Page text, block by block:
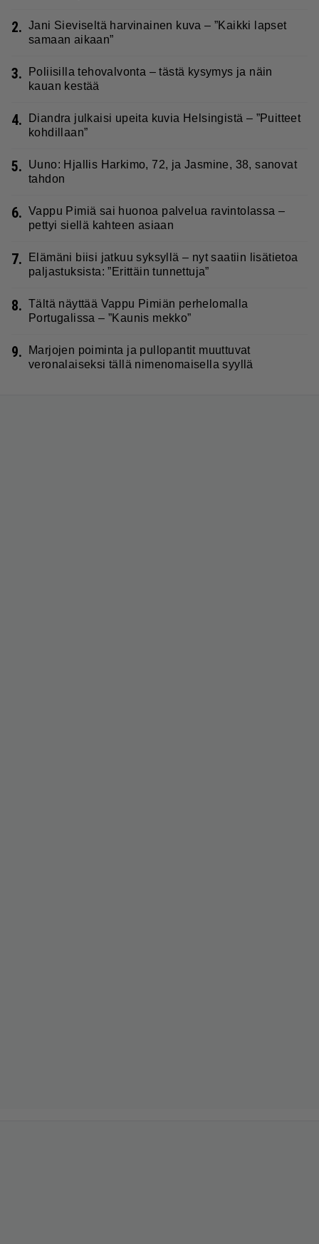
2. Jani Sieviseltä harvinainen kuva – ”Kaikki lapset
samaan aikaan”
3.
Poliisilla tehovalvonta – tästä kysymys ja näin
kauan kestää
4.
Diandra julkaisi upeita kuvia Helsingistä – ”Puitteet
kohdillaan”
5.
Uuno: Hjallis Harkimo, 72, ja Jasmine, 38, sanovat
tahdon
6. Vappu Pimiä sai huonoa palvelua ravintolassa –
pettyi siellä kahteen asiaan
7.
Elämäni biisi jatkuu syksyllä – nyt saatiin lisätietoa
paljastuksista: ”Erittäin tunnettuja”
8. Tältä näyttää Vappu Pimiän perhelomalla
Portugalissa – ”Kaunis mekko”
9.
Marjojen poiminta ja pullopantit muuttuvat
veronalaiseksi tällä nimenomaisella syyllä